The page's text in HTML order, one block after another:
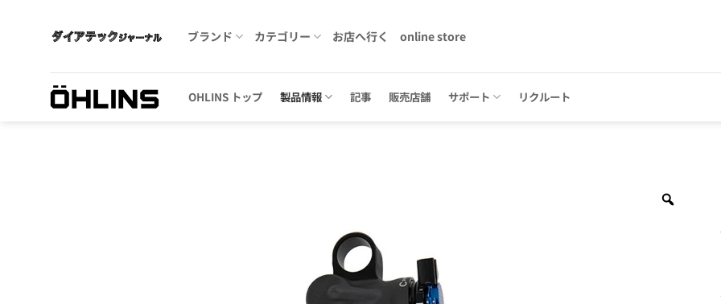
ブランド カテゴリー お店へ行く online store
OHLINS トップ 製品情報 記事 販売店舗 サポート リクルート